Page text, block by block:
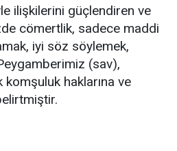
ilişkilerini güçlendiren ve
cömertlik, sadece maddi
iyi söz söylemek,
(sav),
haklarına ve